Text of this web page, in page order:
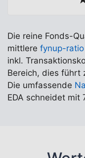
Die reine Fonds-
mittlere fynup-ratio
inkl.
Bereich, dies führt
Die umfassende
EDA schneidet mit